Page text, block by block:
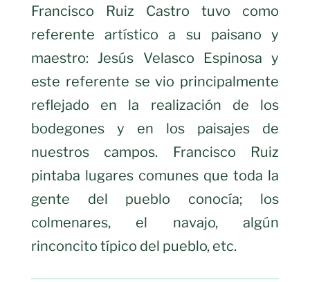
Francisco Ruiz Castro tuvo como
referente artístico a su paisano y
maestro: Jesús Velasco Espinosa y
este referente se vio principalmente
reflejado en la realización de los
bodegones y en los paisajes de
nuestros campos. Francisco Ruiz
pintaba lugares comunes que toda la
gente del pueblo conocía; los
colmenares, el navajo, algún
rinconcito típico del pueblo, etc.